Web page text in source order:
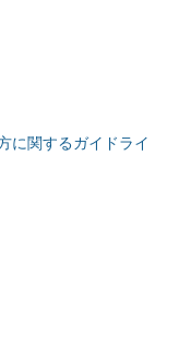
に関するガイドライ